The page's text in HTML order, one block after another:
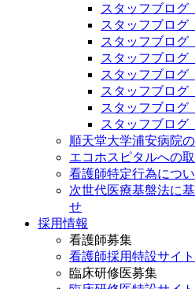
スタッフブログ
スタッフブログ
スタッフブログ
スタッフブログ
スタッフブログ
スタッフブログ
スタッフブログ
スタッフブログ
順天堂大学浦安病院
エコホスピタルへの
看護師特定行為につ
次世代医療基盤法に
せ
採用情報
看護師募集
看護師採用特設サイ
臨床研修医募集